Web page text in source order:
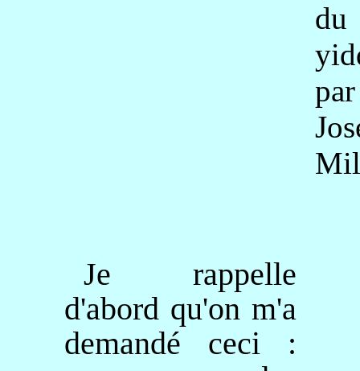
du
par
Je rappelle
d'abord qu'on m'a
demandé ceci :